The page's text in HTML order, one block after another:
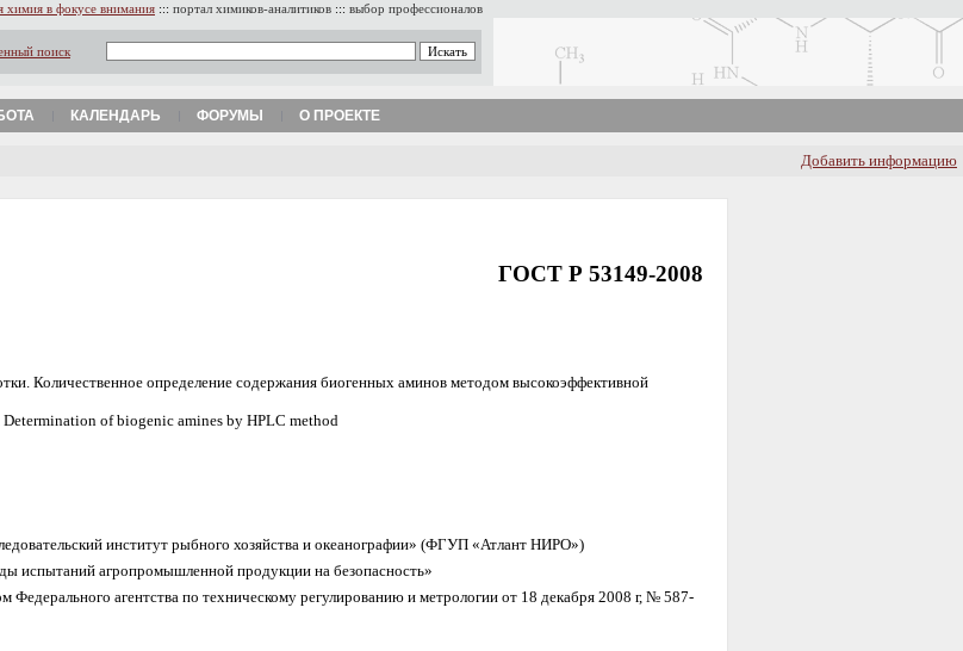
химия в фокусе внимания ::: портал химиков-аналитиков ::: выбор профессионалов
поиск
КАЛЕНДАРЬ ФОРУМЫ О ПРОЕКТЕ
Добавить информацию
ГОСТ Р 53149-2008
Количественное определение содержания биогенных аминов методом высокоэффективной
of biogenic amines by HPLC method
институт рыбного хозяйства и океанографии» (ФГУП «Атлант НИРО»)
агропромышленной продукции на безопасность»
агентства по техническому регулированию и метрологии от 18 декабря 2008 г, № 587-